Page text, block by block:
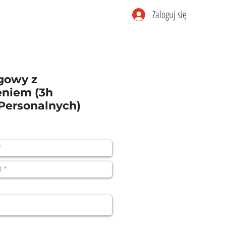
Zaloguj się
z
(3h